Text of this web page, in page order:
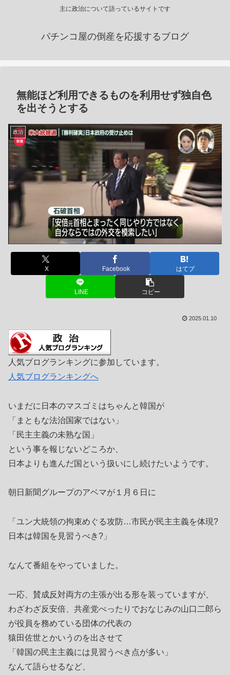
主に政治について語っているサイトです
パチンコ屋の倒産を応援するブログ
無能ほど利用できるものを利用せず独自色
を出そうとする
政治
X Facebook はてブ
LINE コピー
2025.01.10
人気ブログランキングに参加しています。
人気ブログランキングへ
いまだに日本のマスゴミはちゃんと韓国が
「まともな法治国家ではない」
「民主主義の未熟な国」
という事を報じないどころか、
日本よりも進んだ国という扱いにし続けたいようです。
朝日新聞グループのアベマが１月６日に
「ユン大統領の拘束めぐる攻防…市民が民主主義を体現?
日本は韓国を見習うべき?」
なんて番組をやっていました。
一応、賛成反対両方の主張が出る形を装っていますが、
わざわざ反安倍、共産党べったりでおなじみの山口二郎ら
が役員を務めている団体の代表の
猿田佐世とかいうのを出させて
「韓国の民主主義には見習うべき点が多い」
なんて語らせるなど、